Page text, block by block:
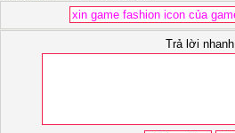
Trả lời nhanh